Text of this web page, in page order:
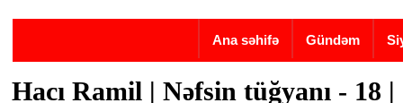
Ana səhifə Gündəm
Hacı Ramil | Nəfsin tüğyanı - 18